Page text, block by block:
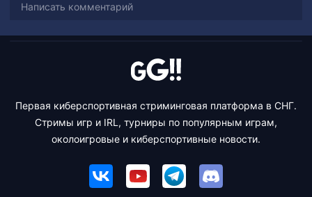
Написать комментарий
Первая киберспортивная стриминговая платформа в СНГ.
Стримы игр и IRL, турниры по популярным играм,
околоигровые и киберспортивные новости.